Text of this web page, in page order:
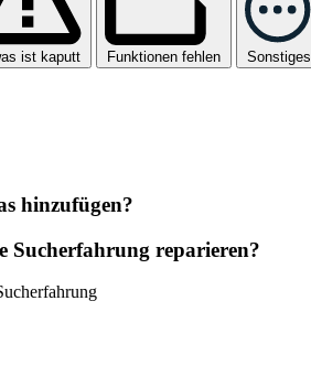
ist kaputt Funktionen fehlen Sonstiges
hinzufügen?
Sucherfahrung reparieren?